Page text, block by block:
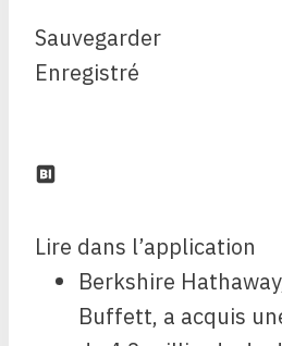
Sauvegarder
Enregistré
Lire dans l’application
Berkshire
Buffett, a acquis